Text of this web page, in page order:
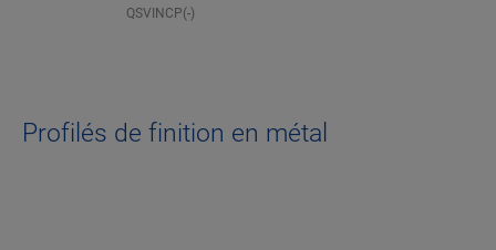
QSVINCP(-)
Profilés de finition en métal